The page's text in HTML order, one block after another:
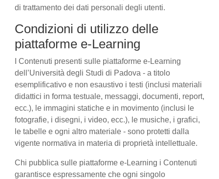
di trattamento dei dati personali degli utenti.
Condizioni di utilizzo delle
piattaforme e-Learning
I Contenuti presenti sulle piattaforme e-Learning
dell’Università degli Studi di Padova - a titolo
esemplificativo e non esaustivo i testi (inclusi materiali
didattici in forma testuale, messaggi, documenti, report,
ecc.), le immagini statiche e in movimento (inclusi le
fotografie, i disegni, i video, ecc.), le musiche, i grafici,
le tabelle e ogni altro materiale - sono protetti dalla
vigente normativa in materia di proprietà intellettuale.
Chi pubblica sulle piattaforme e-Learning i Contenuti
garantisce espressamente che ogni singolo